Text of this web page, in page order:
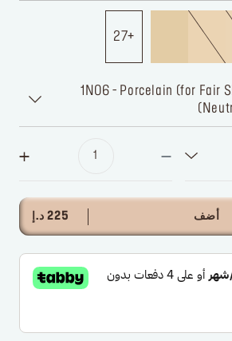
27
1N06 - Porcelain (for Fair Skin Tones With
أضف 225 د.إ